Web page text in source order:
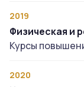
2019
Физическая и
Курсы
2020